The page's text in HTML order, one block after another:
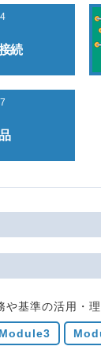
続
基準の活用・
Module3